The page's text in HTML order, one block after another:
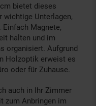
bietet dieses
wichtige Unterlagen,
Einfach Magnete,
halten und im
organisiert. Aufgrund
Holzoptik erweist es
oder für Zuhause.
auch in Ihr Zimmer
zum Anbringen im